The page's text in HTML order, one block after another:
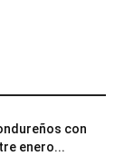
con
enero...